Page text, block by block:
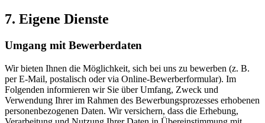
7. Eigene Dienste
Umgang mit Bewerberdaten
Wir bieten Ihnen die Möglichkeit, sich bei uns zu bewerben (z. B.
per E-Mail, postalisch oder via Online-Bewerberformular). Im
Folgenden informieren wir Sie über Umfang, Zweck und
Verwendung Ihrer im Rahmen des Bewerbungsprozesses erhobenen
personenbezogenen Daten. Wir versichern, dass die Erhebung,